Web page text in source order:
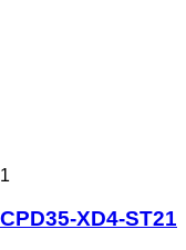
1
CPD35-XD4-ST21